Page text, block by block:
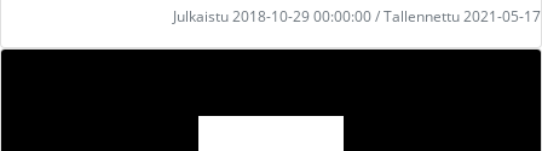
Julkaistu 2018-10-29 00:00:00 / Tallennettu 2021-05-17